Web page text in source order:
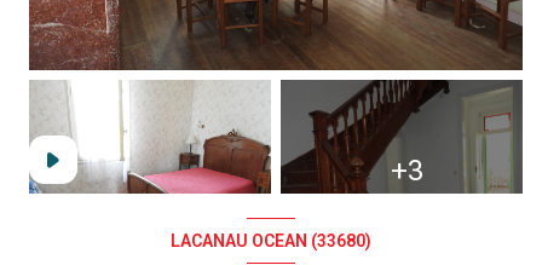
+3
LACANAU OCEAN (33680)